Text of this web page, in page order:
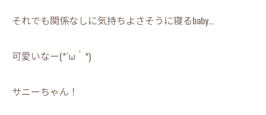
それでも関係なしに気持ちよさそうに寝るbaby…
可愛いなー(*´ω｀*)
サニーちゃん！